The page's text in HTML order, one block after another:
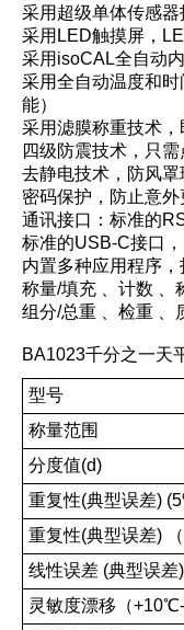
采用超级单体传感
采用LED触摸屏，
采用isoCAL全自动
采用全自动温度和
能）
采用滤膜称重技术
四级防震技术，只
去静电技术，防风
密码保护，防止意
通讯接口：标准的
标准的USB-C接⼝
内置多种应用程序
称量/填充 、计数 、
组分/总重 、检重 、
BA1023千分之一天
型号
称量范围
分度值(d)
重复性(典型误差)
重复性(典型误差)
线性误差 (典型误差)
灵敏度漂移（